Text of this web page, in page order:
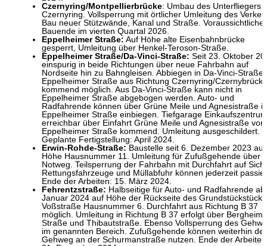
Czernyring/Montpellierbrücke: Umbau des Unterfliegers
Czernyring. Vollsperrung mit örtlicher Umleitung des
Bau neuer Stützwände, Kanal und Straße.
Bauende im vierten Quartal 2026.
Eppelheimer Straße: Auf Höhe alte Eisenbahnbrücke
gesperrt, Umleitung über Henkel-Teroson-Straße.
Eppelheimer Straße/Da-Vinci-Straße: Seit 23. Oktober
einspurig in beide Richtungen über neue Fahrbahn auf
Nordseite hin zu Bahngleisen. Abbiegen in Da-Vinci-Straße
Eppelheimer Straße aus Richtung Czernyring/Czernybrücke
kommend möglich. Aus Da-Vinci-Straße kann nicht in
Eppelheimer Straße abgebogen werden. Auto- und
Radfahrende können über Grüne Meile und Agnesistraße in
Eppelheimer Straße einbiegen. Tiefgarage Einkaufszentrum
erreichbar über Einfahrt Grüne Meile und Agnesistraße von
Eppelheimer Straße kommend. Umleitung ausgeschildert.
Geplante Fertigstellung: April 2024.
Erwin-Rohde-Straße: Baustelle seit 6. Dezember 2023 auf
Höhe Hausnummer 11. Umleitung für Zufußgehende über
Notweg. Teilsperrung der Fahrbahn mit Durchfahrt auf
Rettungsfahrzeuge und Müllabfuhr können jederzeit
Ende der Arbeiten: 15. März 2024.
Fehrentzstraße: Halbseitige für Auto- und Radfahrende ab
Januar 2024 auf Höhe der Rückseite des Grundstückstücks
Voßstraße Hausnummer 6. Durchfahrt aus Richtung B 37
möglich. Umleitung in Richtung B 37 erfolgt über
Straße und Thibautstraße. Ebenso Vollsperrung des
im genannten Bereich. Zufußgehende können weiterhin
Gehweg an der Schurmanstraße nutzen. Ende der